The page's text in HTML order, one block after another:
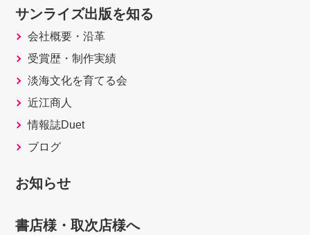
サンライズ出版を知る
会社概要・沿革
受賞歴・制作実績
淡海文化を育てる会
近江商人
情報誌Duet
ブログ
お知らせ
書店様・取次店様へ